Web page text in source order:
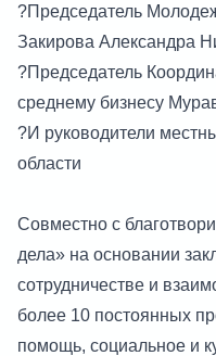
?Председатель
Закирова Александра
?Председатель
среднему бизнесу
?И руководители
области
Совместно с
дела» на основании
сотрудничестве и
более 10 постоянных
помощь, социальное и